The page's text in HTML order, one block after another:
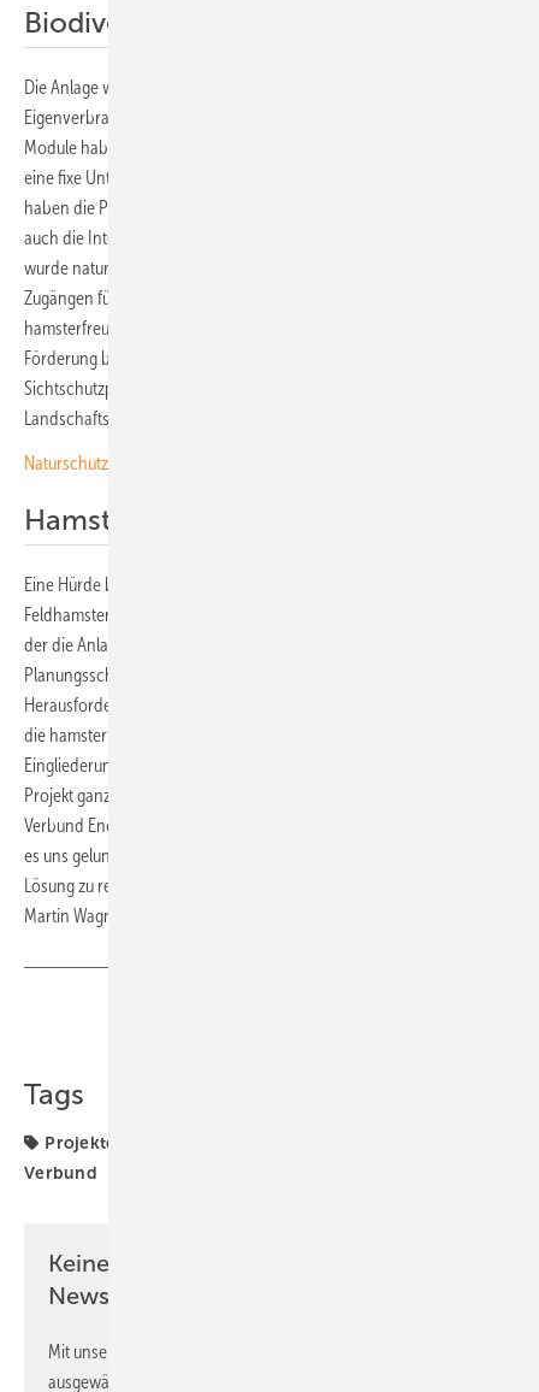
Biodiversität im Blick
Die Anlage wurde von den Planern von Verbund auf den
Eigenverbrauch im Zementwerk hin ausgelegt. Insgesamt 22.204
Module haben die Handwerker auf der 17 Hektar großen Fläche auf
eine fixe Unterkonstruktion montiert. Bei der Realisierung des Projekts
haben die Planer besonders auf den Schutz der Biodiversität und
auch die Integration in die Umwelt geachtet. Das Anlagendesign
wurde natur- und artenschutzfreundlich ausgelegt, mit speziellen
Zugängen für Kleintiere. Zusätzlich wurden Flächen rekultiviert und
hamsterfreundlich gestaltet. Außerdem wurden Maßnahmen zur
Förderung bodenbrütender Vögel umgesetzt. Ergänzend dazu wurden
Sichtschutzpflanzungen angelegt, um die Anlage sensibel in das
Landschaftsbild der Region zu integrieren.
Naturschutz contra Photovoltaik?
Hamster geschützt
Eine Hürde bei der Planung und beim Bau war eine nachgewiesene
Feldhamsterpopulation in unmittelbarer Nachbarschaft zur Fläche, auf
der die Anlage gebaut werden sollte. Dies wurde allerdings bei allen
Planungsschritten berücksichtigt. „Gerade wegen der besonderen
Herausforderungen vom umfassenden Natur- und Artenschutz über
die hamsterfreundliche Rekultivierung bis hin zur sensiblen
Eingliederung der Anlage in das Landschaftsbild finde ich dieses
Projekt ganz besonders“, betont Martin Wagner, Geschäftsführer von
Verbund Energy4Business. „Trotz der damit verbundenen Hürden ist
es uns gelungen, eine technisch robuste und ökologisch verträgliche
Lösung zu realisieren, auf die wir gemeinsam stolz sein können“, sagt
Martin Wagner. (su)
Tags
Projekte
Verbund
Keine Zeit? Kein Problem mit dem PV
Newsletter!
Mit unserem Newsletter erhalten Sie regelmäßig von uns
ausgewählte Informationen und Neuigkeiten, gebündelt und